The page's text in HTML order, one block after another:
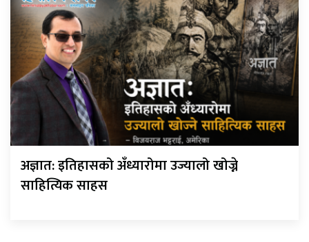
अज्ञात: इतिहासको अँध्यारोमा उज्यालो खोज्ने
साहित्यिक साहस